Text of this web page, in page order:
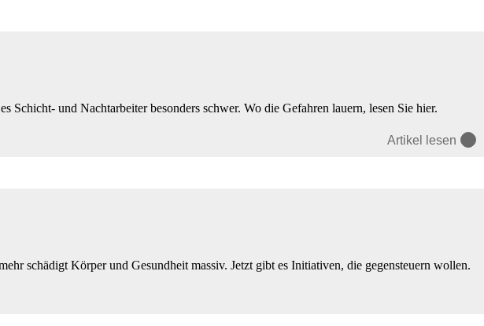
und Nachtarbeiter besonders schwer. Wo die Gefahren lauern, lesen Sie hier.
Artikel lesen
schädigt Körper und Gesundheit massiv. Jetzt gibt es Initiativen, die gegensteuern wollen.